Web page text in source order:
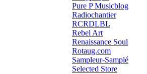
Pure P Musicblog
Radiochantier
RCRDLBL
Rebel Art
Renaissance Soul
Rotaug.com
Sampleur-Samplé
Selected Store